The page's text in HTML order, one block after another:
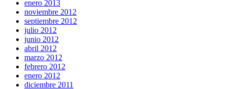
enero 2013
noviembre 2012
septiembre 2012
julio 2012
junio 2012
abril 2012
marzo 2012
febrero 2012
enero 2012
diciembre 2011